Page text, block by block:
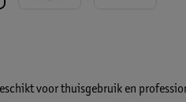
voor thuisgebruik en